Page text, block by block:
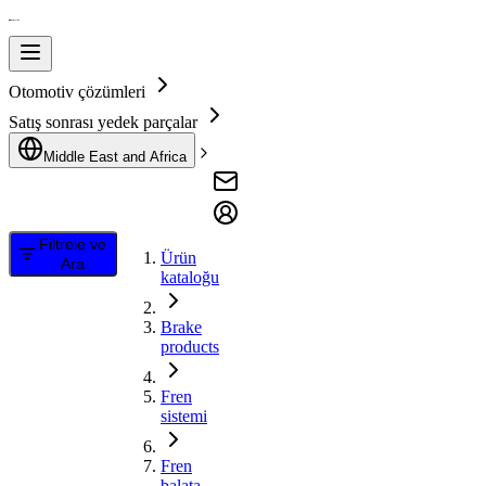
Otomotiv çözümleri
Satış sonrası yedek parçalar
Middle East and Africa
Filtrele ve
Ara
Ürün
kataloğu
Brake
products
Fren
sistemi
Fren